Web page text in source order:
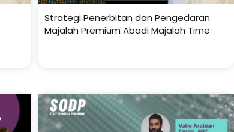
Strategi Penerbitan dan Pengedaran
Majalah Premium Abadi Majalah Time